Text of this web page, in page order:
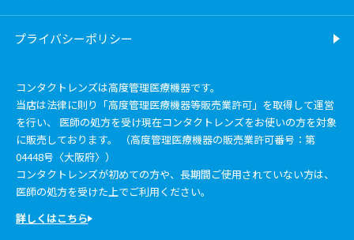
プライバシーポリシー
コンタクトレンズは高度管理医療機器です。
当店は法律に則り「高度管理医療機器等販売業許可」を取得して運営
を行い、 医師の処方を受け現在コンタクトレンズをお使いの方を対象
に販売しております。 （高度管理医療機器の販売業許可番号：第
04448号〈大阪府〉）
コンタクトレンズが初めての方や、長期間ご使用されていない方は、
医師の処方を受けた上でご利用ください。
詳しくはこちら